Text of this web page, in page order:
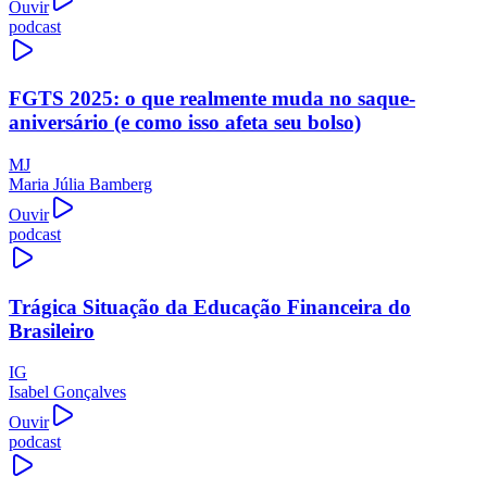
Ouvir
podcast
FGTS 2025: o que realmente muda no saque-
aniversário (e como isso afeta seu bolso)
MJ
Maria Júlia Bamberg
Ouvir
podcast
Trágica Situação da Educação Financeira do
Brasileiro
IG
Isabel Gonçalves
Ouvir
podcast